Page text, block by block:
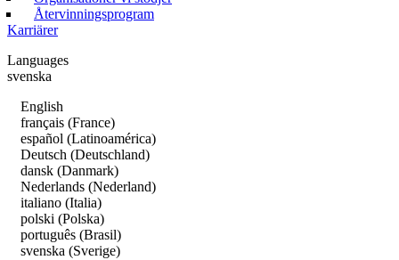
Återvinningsprogram
Karriärer
Languages
svenska
English
français (France)
español (Latinoamérica)
Deutsch (Deutschland)
dansk (Danmark)
Nederlands (Nederland)
italiano (Italia)
polski (Polska)
português (Brasil)
svenska (Sverige)